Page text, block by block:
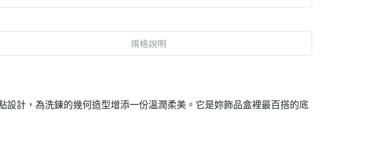
規格說明
計，為洗鍊的幾何造型增添一份溫潤柔美。它是妳飾品盒裡最百搭的底